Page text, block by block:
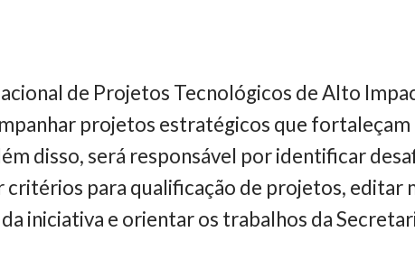
de Projetos Tecnológicos de Alto
projetos estratégicos que fortaleçam
disso, será responsável por identificar
para qualificação de projetos, editar
iniciativa e orientar os trabalhos da